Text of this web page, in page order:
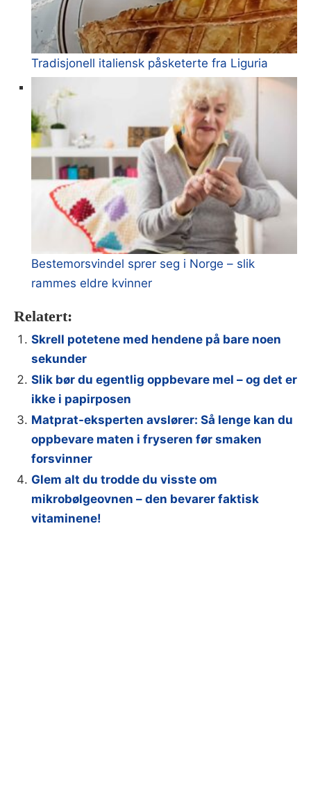
Tradisjonell italiensk påsketerte fra Liguria
Bestemorsvindel sprer seg i Norge – slik
rammes eldre kvinner
Relatert:
Skrell potetene med hendene på bare noen
sekunder
Slik bør du egentlig oppbevare mel – og det er
ikke i papirposen
Matprat-eksperten avslører: Så lenge kan du
oppbevare maten i fryseren før smaken
forsvinner
Glem alt du trodde du visste om
mikrobølgeovnen – den bevarer faktisk
vitaminene!